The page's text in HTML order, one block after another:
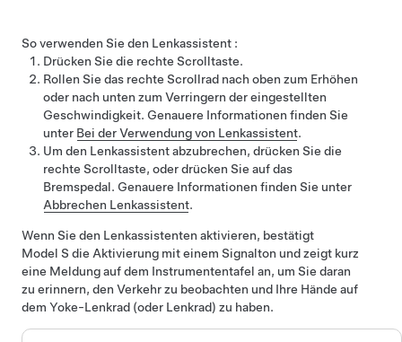
So verwenden Sie den Lenkassistent :
Drücken Sie die rechte Scrolltaste.
Rollen Sie das rechte Scrollrad nach oben zum Erhöhen
oder nach unten zum Verringern der eingestellten
Geschwindigkeit. Genauere Informationen finden Sie
unter Bei der Verwendung von Lenkassistent.
Um den Lenkassistentabzubrechen, drücken Sie die
rechte Scrolltaste, oder drücken Sie auf das
Bremspedal. Genauere Informationen finden Sie unter
Abbrechen Lenkassistent.
Wenn Sie den Lenkassistenten aktivieren, bestätigt
Model S die Aktivierung mit einem Signalton und zeigt kurz
eine Meldung auf dem Instrumententafel an, um Sie daran
zu erinnern, den Verkehr zu beobachten und Ihre Hände auf
dem Yoke-Lenkrad (oder Lenkrad) zu haben.